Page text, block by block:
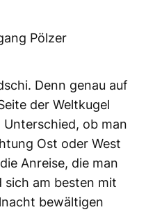
Pölzer
Denn genau auf
der Weltkugel
ob man
Ost oder West
Anreise, die man
am besten mit
bewältigen